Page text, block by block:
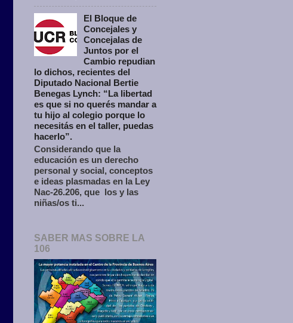
El Bloque de
Concejales y
Concejalas de
Juntos por el
Cambio repudian
lo dichos, recientes del
Diputado Nacional Bertie
Benegas Lynch: “La libertad
es que si no querés mandar a
tu hijo al colegio porque lo
necesitás en el taller, puedas
hacerlo”.
Considerando que la
educación es un derecho
personal y social, conceptos
e ideas plasmadas en la Ley
Nac-26.206, que los y las
niñas/os ti...
SABER MAS SOBRE LA
106